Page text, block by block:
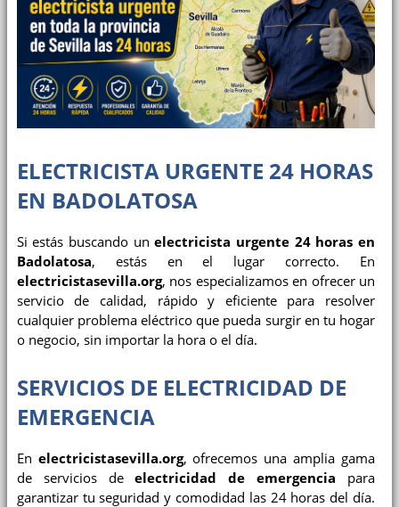
ELECTRICISTA URGENTE 24 HORAS
EN BADOLATOSA
Si estás buscando unelectricista urgente 24 horas en
Badolatosa, estás en el lugar correcto. En
electricistasevilla.org, nos especializamos en ofrecer un
servicio de calidad, rápido y eficiente para resolver
cualquier problema eléctrico que pueda surgir en tu hogar
o negocio, sin importar la hora o el día.
SERVICIOS DE ELECTRICIDAD DE
EMERGENCIA
En electricistasevilla.org, ofrecemos una amplia gama
de servicios deelectricidad de emergencia para
garantizar tu seguridad y comodidad las 24 horas del día.